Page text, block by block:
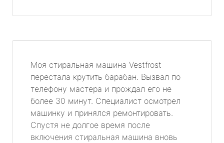
Моя стиральная машина Vestfrost
перестала крутить барабан. Вызвал по
телефону мастера и прождал его не
более 30 минут. Специалист осмотрел
машинку и принялся ремонтировать.
Спустя не долгое время после
включения стиральная машина вновь